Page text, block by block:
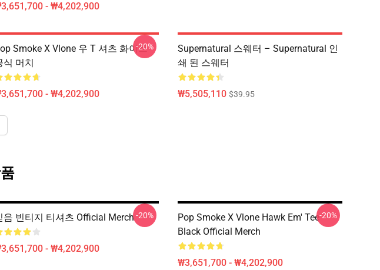
- ₩4,202,900
Smoke X Vlone 우 T 셔츠 화이트
식 머치
- ₩4,202,900
-20%
Supernatural 스웨터 – Supernatural 인
쇄 된 스웨터
₩5,505,110 $39.95
음 빈티지 티셔츠 Official Merch
- ₩4,202,900
-20%
Pop Smoke X Vlone Hawk Em' Tee
Black Official Merch
₩3,651,700 - ₩4,202,900
-20%